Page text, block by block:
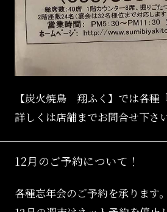
【炭火焼鳥 翔ふく】では各種
詳しくは店舗までお問合せ下さ
12月のご予約について！
各種忘年会のご予約を承ります。